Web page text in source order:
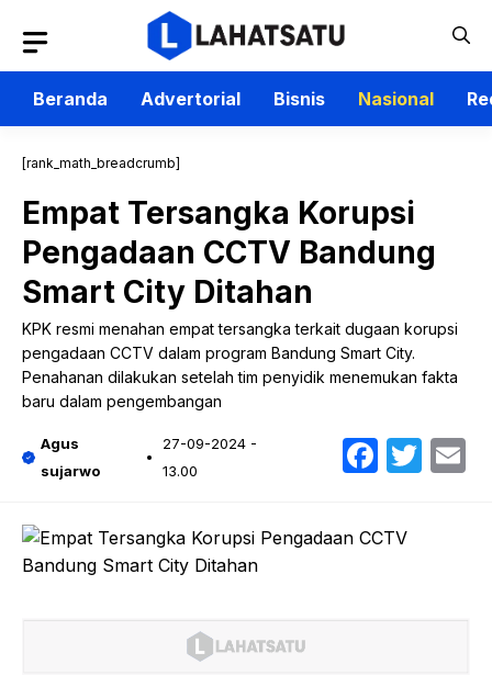
isi
Beranda
Advertorial Bisnis Nasional
[rank_math_breadcrumb]
Empat Tersangka Korupsi
Pengadaan CCTV Bandung
Smart City Ditahan
KPK resmi menahan empat tersangka terkait dugaan korupsi
pengadaan CCTV dalam program Bandung Smart City.
Penahanan dilakukan setelah tim penyidik menemukan fakta
baru dalam pengembangan
Agus
sujarwo
27-09-2024 -
13.00